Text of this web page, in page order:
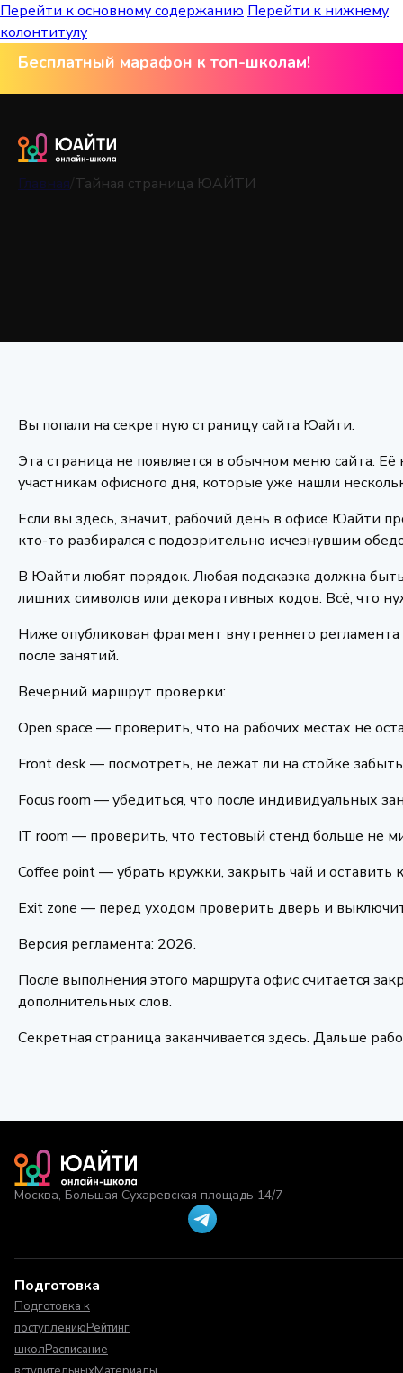
Перейти к основному содержанию Перейти к нижнему
колонтитулу
Бесплатный марафон к топ-школам!
Главная Тайная страница ЮАЙТИ
Вы попали на секретную страницу сайта Юайти.
Эта страница не появляется в обычном меню сайта.
участникам офисного дня, которые уже нашли
Если вы здесь, значит, рабочий день в офисе Юайти
кто-то разбирался с подозрительно исчезнувшим
В Юайти любят порядок. Любая подсказка должна
лишних символов или декоративных кодов. Всё, что
Ниже опубликован фрагмент внутреннего
после занятий.
Вечерний маршрут проверки:
Open space — проверить, что на рабочих местах не
Front desk — посмотреть, не лежат ли на стойке
Focus room — убедиться, что после индивидуальных
IT room — проверить, что тестовый стенд больше не
Coffee point — убрать кружки, закрыть чай и оставить
Exit zone — перед уходом проверить дверь и
Версия регламента: 2026.
После выполнения этого маршрута офис считается
дополнительных слов.
Секретная страница заканчивается здесь. Дальше
Москва, Большая Сухаревская площадь 14/7
Подготовка
Подготовка к
поступлениюРейтинг
школРасписание